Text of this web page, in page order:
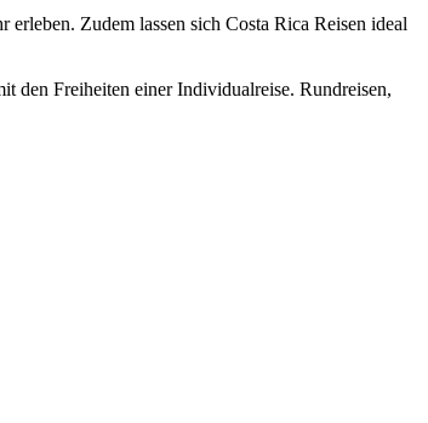
Zudem lassen sich Costa Rica Reisen ideal
den Freiheiten einer Individualreise. Rundreisen,